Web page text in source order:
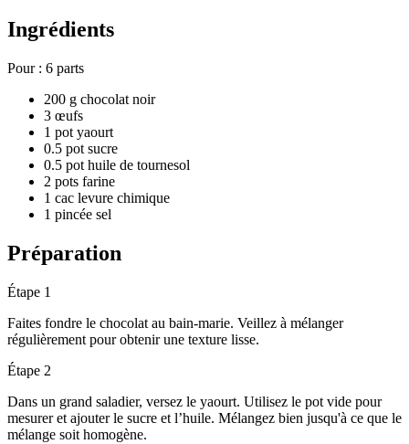
Ingrédients
Pour : 6 parts
200 g chocolat noir
3 œufs
1 pot yaourt
0.5 pot sucre
0.5 pot huile de tournesol
2 pots farine
1 cac levure chimique
1 pincée sel
Préparation
Étape 1
Faites fondre le chocolat au bain-marie. Veillez à mélanger
régulièrement pour obtenir une texture lisse.
Étape 2
Dans un grand saladier, versez le yaourt. Utilisez le pot vide pour
mesurer et ajouter le sucre et l’huile. Mélangez bien jusqu'à ce que le
mélange soit homogène.